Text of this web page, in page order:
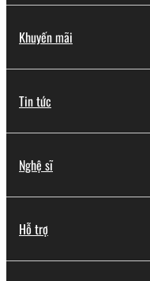
Khuyến mãi
Tin tức
Nghệ sĩ
Hỗ trợ